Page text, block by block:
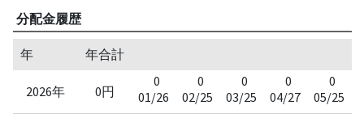
分配金履歴
年 年合計
2026年 0円
0
01/26
0
02/25
0
03/25
0
04/27
0
05/25